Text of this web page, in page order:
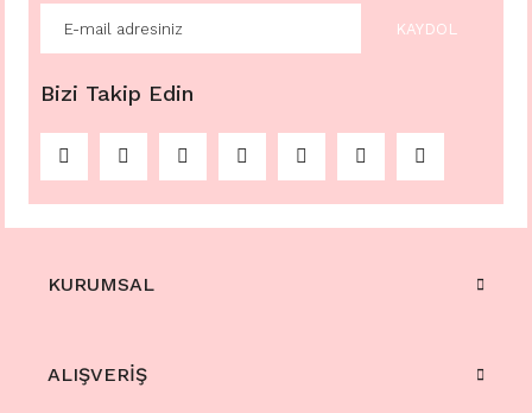
KAYDOL
Bizi Takip Edin
KURUMSAL
ALIŞVERİŞ